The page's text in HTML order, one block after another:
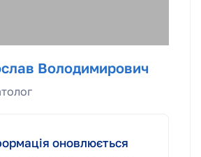
Володимирович
оновлюється